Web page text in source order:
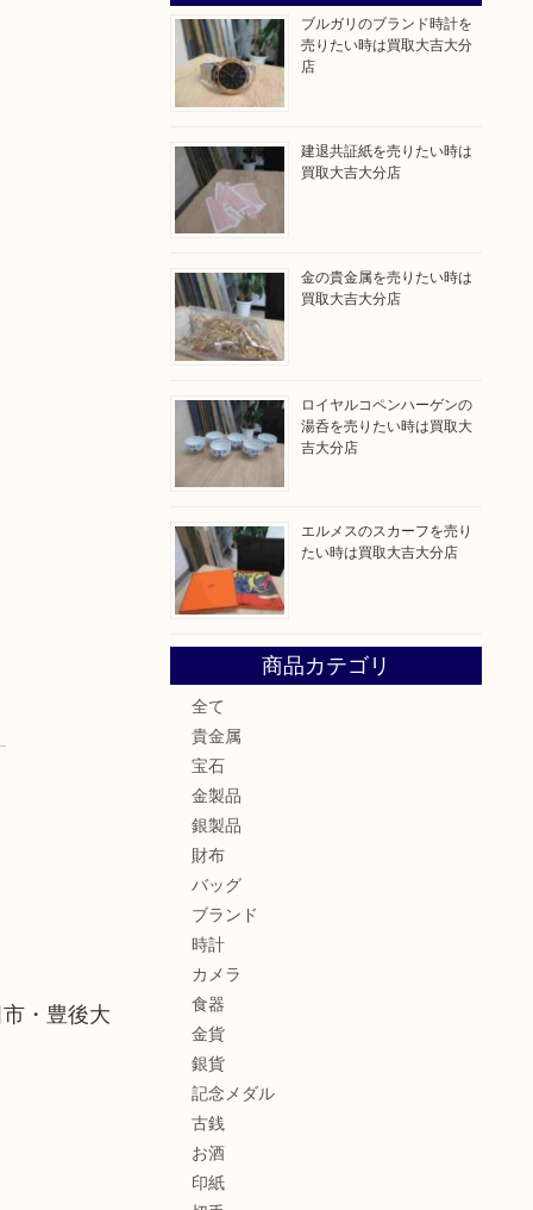
・豊後大
ブルガリのブランド時計を
売りたい時は買取大吉大分
店
建退共証紙を売りたい時は
買取大吉大分店
金の貴金属を売りたい時は
買取大吉大分店
ロイヤルコペンハーゲンの
湯呑を売りたい時は買取大
吉大分店
エルメスのスカーフを売り
たい時は買取大吉大分店
商品カテゴリ
全て
貴金属
宝石
金製品
銀製品
財布
バッグ
ブランド
時計
カメラ
食器
金貨
銀貨
記念メダル
古銭
お酒
印紙